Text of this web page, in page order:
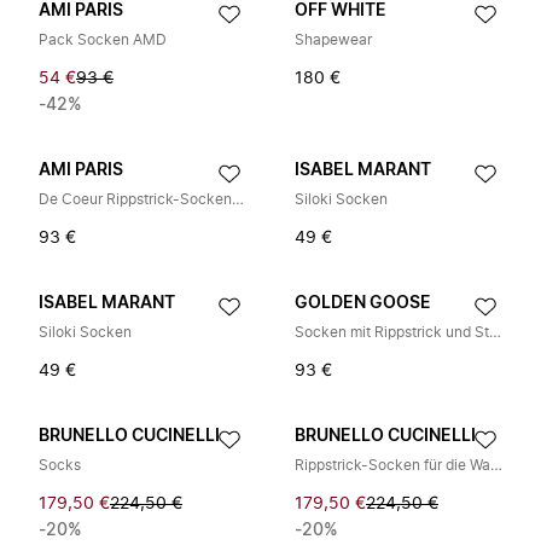
AMI PARIS
Pack Socken AMD
54 €93 €
-42%
OFF WHITE
Shapewear
180 €
AMI PARIS
De Coeur Rippstrick-Socken (3er-Pack)
93 €
ISABEL MARANT
Siloki Socken
49 €
ISABEL MARANT
Siloki Socken
49 €
GOLDEN GOOSE
Socken mit Rippstrick und Streifen-Detail
93 €
BRUNELLO CUCINELLI
Socks
179,50 €224,50 €
-20%
BRUNELLO CUCINELLI
Rippstrick-Socken für die Wade
179,50 €224,50 €
-20%